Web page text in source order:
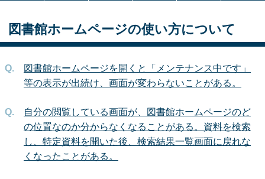
図書館ホームページの使い方について
図書館ホームページを開くと「メンテナンス中です」
等の表示が出続け、画面が変わらないことがある。
自分の閲覧している画面が、図書館ホームページのど
の位置なのか分からなくなることがある。資料を検索
し、特定資料を開いた後、検索結果一覧画面に戻れな
くなったことがある。